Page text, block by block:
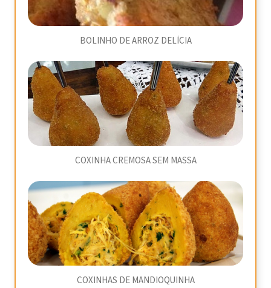
BOLINHO DE ARROZ DELÍCIA
COXINHA CREMOSA SEM MASSA
COXINHAS DE MANDIOQUINHA